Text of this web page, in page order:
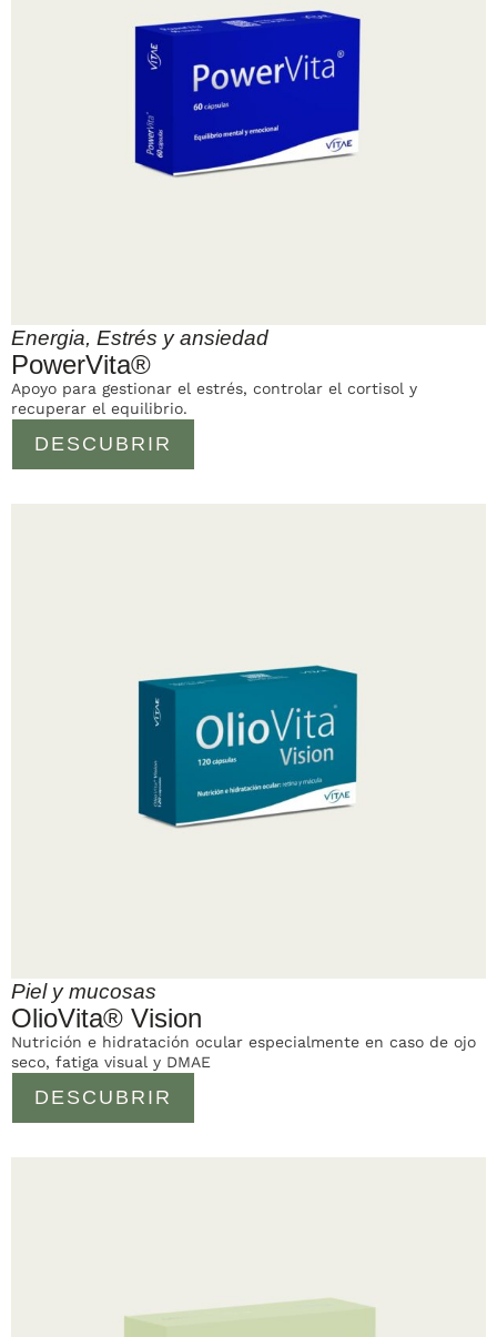
Energia, Estrés y ansiedad
PowerVita®
DESCUBRIR
Apoyo para gestionar el estrés, controlar el cortisol y
recuperar el equilibrio.
Piel y mucosas
OlioVita® Vision
DESCUBRIR
Nutrición e hidratación ocular especialmente en caso de ojo
seco, fatiga visual y DMAE